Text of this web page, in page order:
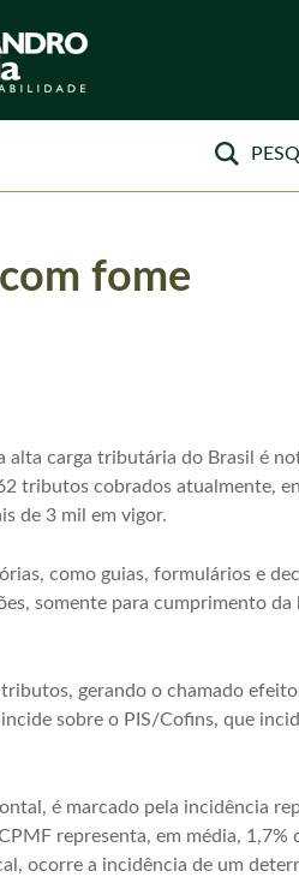
fome
carga tributária do Brasil é
tributos cobrados atualmente,
de 3 mil em vigor.
como guias, formulários e
somente para cumprimento
gerando o chamado
sobre o PIS/Cofins, que
é marcado pela incidência
representa, em média,
ocorre a incidência de um